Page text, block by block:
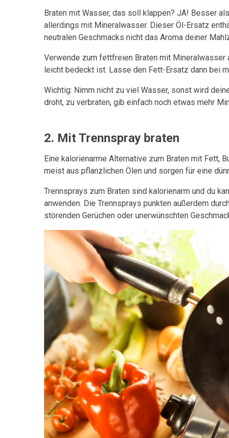
Braten mit Wasser, das soll klappen? JA! Besser
allerdings mit Mineralwasser. Dieser Öl-Ersatz
neutralen Geschmacks nicht das Aroma deiner
Verwende zum fettfreien Braten mit
leicht bedeckt ist. Lasse den Fett-Ersatz dann bei
Wichtig: Nimm nicht zu viel Wasser, sonst wird
droht, zu verbraten, gib einfach noch etwas mehr
2. Mit Trennspray braten
Eine kalorienarme Alternative zum Braten mit Fett,
meist aus pflanzlichen Ölen und sorgen für eine
Trennsprays zum Braten sind kalorienarm und du
anwenden. Die Trennsprays punkten außerdem
störenden Gerüchen oder unerwünschten